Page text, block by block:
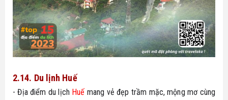
2.14. Du lịnh Huế
- Địa điểm du lịch Huế mang vẻ đẹp trầm mặc, mộng mơ cùng